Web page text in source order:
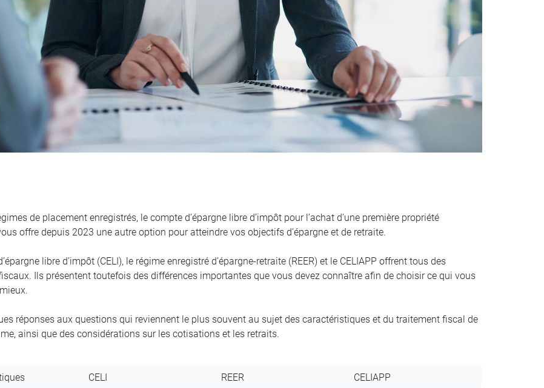
de placement enregistrés, le compte d’épargne libre d’impôt pour l’achat d’une première propriété
offre depuis 2023 une autre option pour atteindre vos objectifs d’épargne et de retraite.
libre d’impôt (CELI), le régime enregistré d’épargne-retraite (REER) et le CELIAPP offrent tous des
Ils présentent toutefois des différences importantes que vous devez connaître afin de choisir ce qui vous
réponses aux questions qui reviennent le plus souvent au sujet des caractéristiques et du traitement fiscal de
ainsi que des considérations sur les cotisations et les retraits.
CELI REER CELIAPP